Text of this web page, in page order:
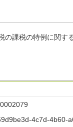
の課税の特例に関す
4c7d-4b60-